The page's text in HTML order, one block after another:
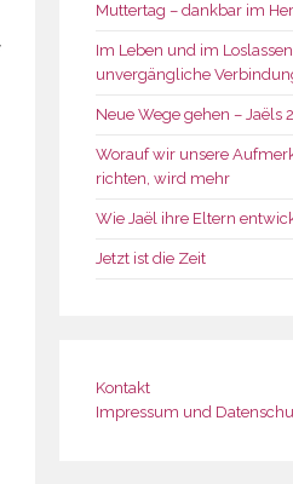
Muttertag – dankbar im
Im Leben und im
unvergängliche
Neue Wege gehen – Jaëls
Worauf wir unsere
richten, wird mehr
Wie Jaël ihre Eltern
Jetzt ist die Zeit
Kontakt
Impressum und